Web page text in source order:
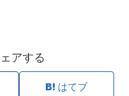
アする
はてブ